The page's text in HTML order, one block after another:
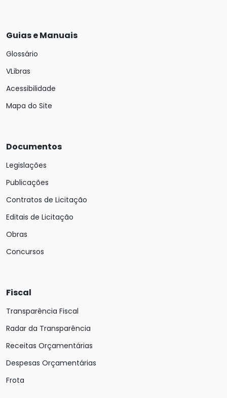
Guias e Manuais
Glossário
VLibras
Acessibilidade
Mapa do Site
Documentos
Legislações
Publicações
Contratos de Licitação
Editais de Licitação
Obras
Concursos
Fiscal
Transparência Fiscal
Radar da Transparência
Receitas Orçamentárias
Despesas Orçamentárias
Frota